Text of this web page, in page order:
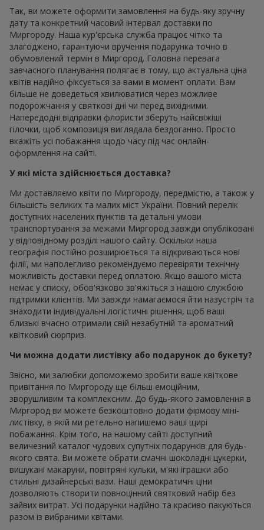
Так, ви можете оформити замовлення на будь-яку зручну
дату та конкретний часовий інтервал доставки по
Миргороду. Наша кур'єрська служба працює чітко та
злагоджено, гарантуючи вручення подарунка точно в
обумовлений термін в Миргород. Головна перевага
завчасного планування полягає в тому, що актуальна ціна
квітів надійно фіксується за вами в момент оплати. Вам
більше не доведеться хвилюватися через можливе
подорожчання у святкові дні чи перед вихідними.
Напередодні відправки флористи зберуть найсвіжіші
гілочки, щоб композиція виглядала бездоганно. Просто
вкажіть усі побажання щодо часу під час онлайн-
оформлення на сайті.
У які міста здійснюється доставка?
Ми доставляємо квіти по Миргороду, передмістю, а також у
більшість великих та малих міст України. Повний перелік
доступних населених пунктів та детальні умови
транспортування за межами Миргород завжди опубліковані
у відповідному розділі нашого сайту. Оскільки наша
географія постійно розширюється та відкриваються нові
філії, ми наполегливо рекомендуємо перевіряти технічну
можливість доставки перед оплатою. Якщо вашого міста
немає у списку, обов'язково зв'яжіться з нашою службою
підтримки клієнтів. Ми завжди намагаємося йти назустріч та
знаходити індивідуальні логістичні рішення, щоб ваші
близькі вчасно отримали свій незабутній та ароматний
квітковий сюрприз.
Чи можна додати листівку або подарунок до букету?
Звісно, ми залюбки допоможемо зробити ваше квіткове
привітання по Миргороду ще більш емоційним,
зворушливим та комплексним. До будь-якого замовлення в
Миргород ви можете безкоштовно додати фірмову міні-
листівку, в якій ми ретельно напишемо ваші щирі
побажання. Крім того, на нашому сайті доступний
величезний каталог чудових супутніх подарунків для будь-
якого свята. Ви можете обрати смачні шоколадні цукерки,
вишукані макаруни, повітряні кульки, м'які іграшки або
стильні дизайнерські вази. Наші демократичні ціни
дозволяють створити повноцінний святковий набір без
зайвих витрат. Усі подарунки надійно та красиво пакуються
разом із вибраними квітами.